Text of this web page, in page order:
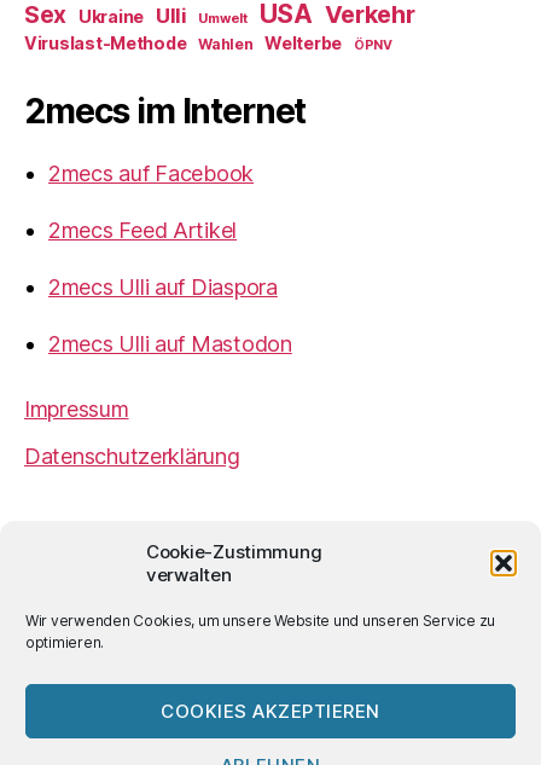
Cookie-Zustimmung
verwalten
Wir verwenden Cookies, um unsere Website und unseren Service zu
optimieren.
COOKIES AKZEPTIEREN
Sex Ukraine Ulli Umwelt USA Verkehr
Viruslast-Methode Wahlen Welterbe ÖPNV
2mecs im Internet
2mecs auf Facebook
2mecs Feed Artikel
2mecs Ulli auf Diaspora
2mecs Ulli auf Mastodon
Impressum
Datenschutzerklärung
Ulrich Würdemannist sofern nicht
anders angegeben lizenziert unter einer
Creative
Lizenz.